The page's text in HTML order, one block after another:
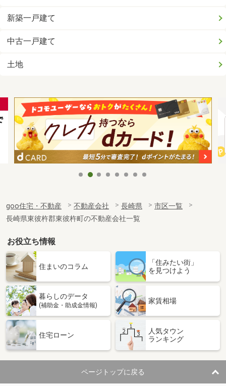
新築一戸建て
中古一戸建て
土地
goo住宅・不動産 不動産会社 長崎県
市区一覧
長崎県東彼杵郡東彼杵町の不動産会社一覧
お役立ち情報
住まいのコラム
「住みたい街」
を見つけよう
暮らしのデータ
(補助金・助成金情報)
家賃相場
住宅ローン
人気タウン
ランキング
ページトップに戻る